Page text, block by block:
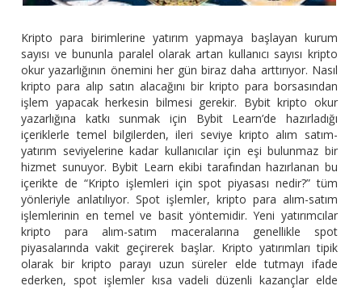
Kripto para birimlerine yatırım yapmaya başlayan kurum
sayısı ve bununla paralel olarak artan kullanıcı sayısı kripto
okur yazarlığının önemini her gün biraz daha arttırıyor. Nasıl
kripto para alıp satın alacağını bir kripto para borsasından
işlem yapacak herkesin bilmesi gerekir. Bybit kripto okur
yazarlığına katkı sunmak için Bybit Learn’de hazırladığı
içeriklerle temel bilgilerden, ileri seviye kripto alım satım-
yatırım seviyelerine kadar kullanıcılar için eşi bulunmaz bir
hizmet sunuyor. Bybit Learn ekibi tarafından hazırlanan bu
içerikte de “Kripto işlemleri için spot piyasası nedir?” tüm
yönleriyle anlatılıyor. Spot işlemler, kripto para alım-satım
işlemlerinin en temel ve basit yöntemidir. Yeni yatırımcılar
kripto para alım-satım maceralarına genellikle spot
piyasalarında vakit geçirerek başlar. Kripto yatırımları tipik
olarak bir kripto parayı uzun süreler elde tutmayı ifade
ederken, spot işlemler kısa vadeli düzenli kazançlar elde